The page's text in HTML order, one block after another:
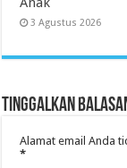
3 Agustus 2026
Tinggalkan
Alamat email Anda
*